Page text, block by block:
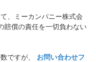
、ミーカンパニー株式会
賠償の責任を一切負わない
ですが、 お問い合わせフ